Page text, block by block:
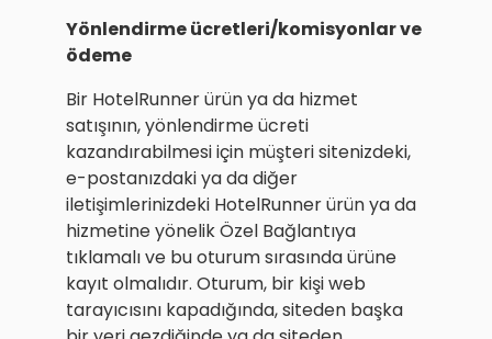
Yönlendirme ücretleri/komisyonlar ve
ödeme
Bir HotelRunner ürün ya da hizmet
satışının, yönlendirme ücreti
kazandırabilmesi için müşteri sitenizdeki,
e-postanızdaki ya da diğer
iletişimlerinizdeki HotelRunner ürün ya da
hizmetine yönelik Özel Bağlantıya
tıklamalı ve bu oturum sırasında ürüne
kayıt olmalıdır. Oturum, bir kişi web
tarayıcısını kapadığında, siteden başka